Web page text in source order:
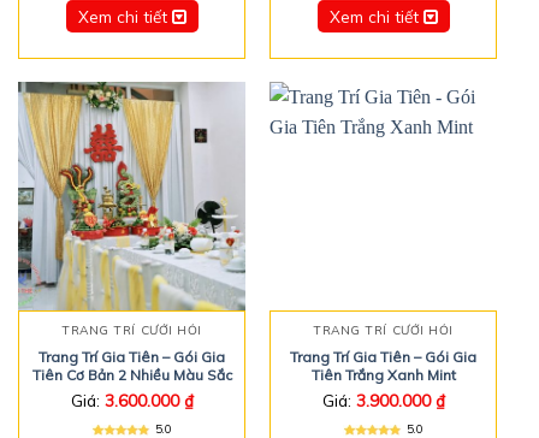
Xem chi tiết Xem chi tiết
TRANG TRÍ CƯỚI HỎI
Trang Trí Gia Tiên – Gói Gia
Tiên Cơ Bản 2 Nhiều Màu Sắc
Giá: 3.600.000₫
5.0
TRANG TRÍ CƯỚI HỎI
Trang Trí Gia Tiên – Gói Gia
Tiên Trắng Xanh Mint
Giá: 3.900.000₫
5.0